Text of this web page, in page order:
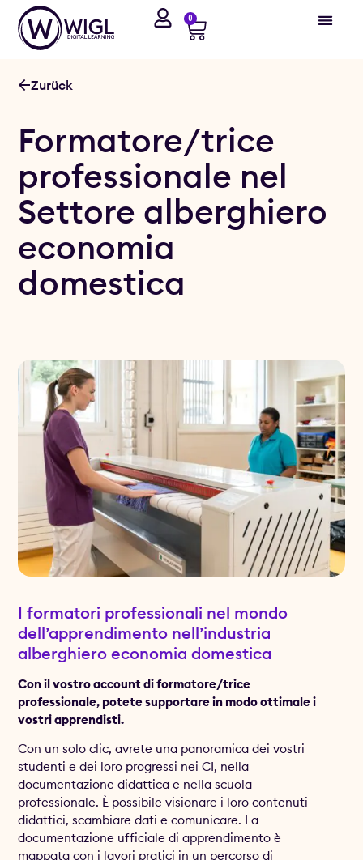
0
Zurück
Formatore/trice
professionale nel
Settore alberghiero
economia
domestica
I formatori professionali nel mondo
dell’apprendimento nell’industria
alberghiero economia domestica
Con il vostro account di formatore/trice
professionale, potete supportare in modo ottimale i
vostri apprendisti.
Con un solo clic, avrete una panoramica dei vostri
studenti e dei loro progressi nei CI, nella
documentazione didattica e nella scuola
professionale. È possibile visionare i loro contenuti
didattici, scambiare dati e comunicare. La
documentazione ufficiale di apprendimento è
mappata con i lavori pratici in un percorso di